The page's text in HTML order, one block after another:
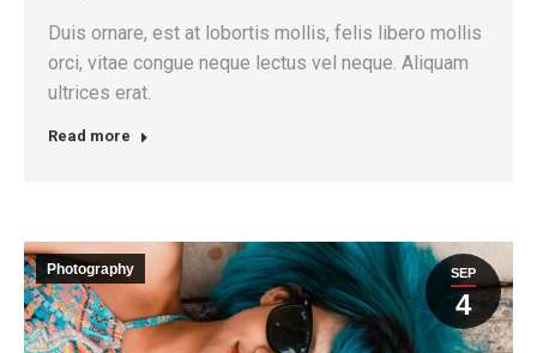
Duis ornare, est at lobortis mollis, felis libero mollis
orci, vitae congue neque lectus vel neque. Aliquam
ultrices erat.
Read more
SEP
4
Photography